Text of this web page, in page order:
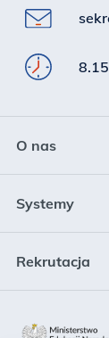
O nas
Struktura
Systemy
Krajowy
Rekrutacja